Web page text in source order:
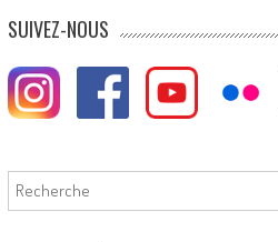
SUIVEZ-NOUS
Rechercher